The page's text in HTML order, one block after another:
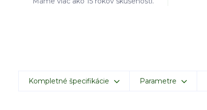
Kompletné špecifikácie Parametre